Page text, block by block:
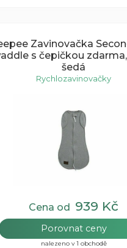
Zavinovačka
s čepičkou
šedá
Rychlozavinovačky
Cena od 939 Kč
Porovnat ceny
nalezeno v 1 obchodě